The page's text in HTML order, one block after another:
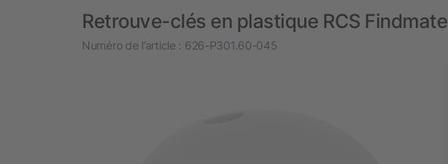
Retrouve-clés en plastique RCS Findmate
Numéro de l’article : 626-P301.60-045